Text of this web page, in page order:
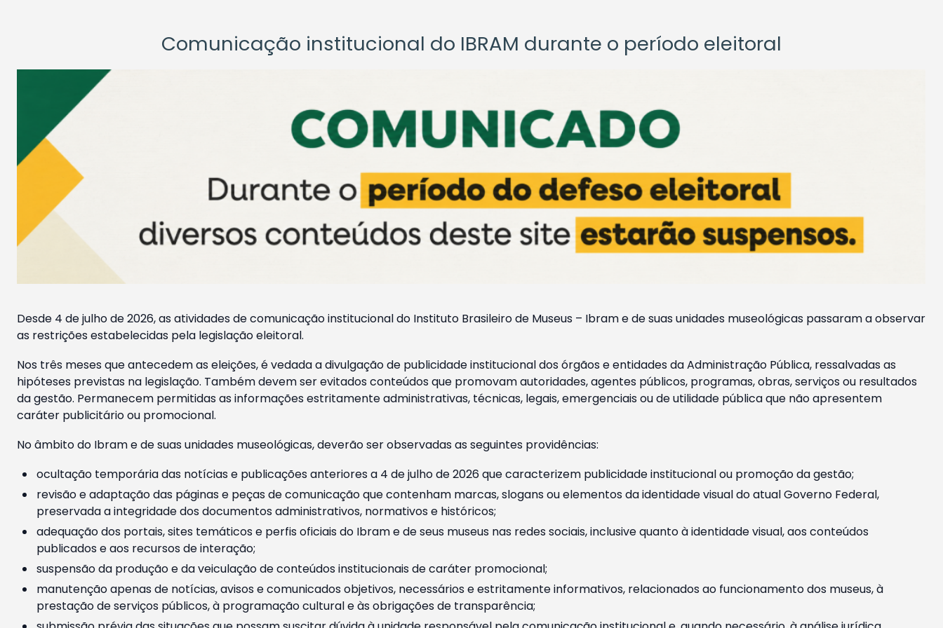
Comunicação institucional do IBRAM durante o período eleitoral
Desde 4 de julho de 2026, as atividades de comunicação institucional do Instituto Brasileiro de Museus – Ibram e de suas unidades museológicas passaram a observar
as restrições estabelecidas pela legislação eleitoral.
Nos três meses que antecedem as eleições, é vedada a divulgação de publicidade institucional dos órgãos e entidades da Administração Pública, ressalvadas as
hipóteses previstas na legislação. Também devem ser evitados conteúdos que promovam autoridades, agentes públicos, programas, obras, serviços ou resultados
da gestão. Permanecem permitidas as informações estritamente administrativas, técnicas, legais, emergenciais ou de utilidade pública que não apresentem
caráter publicitário ou promocional.
No âmbito do Ibram e de suas unidades museológicas, deverão ser observadas as seguintes providências:
ocultação temporária das notícias e publicações anteriores a 4 de julho de 2026 que caracterizem publicidade institucional ou promoção da gestão;
revisão e adaptação das páginas e peças de comunicação que contenham marcas, slogans ou elementos da identidade visual do atual Governo Federal,
preservada a integridade dos documentos administrativos, normativos e históricos;
adequação dos portais, sites temáticos e perfis oficiais do Ibram e de seus museus nas redes sociais, inclusive quanto à identidade visual, aos conteúdos
publicados e aos recursos de interação;
suspensão da produção e da veiculação de conteúdos institucionais de caráter promocional;
manutenção apenas de notícias, avisos e comunicados objetivos, necessários e estritamente informativos, relacionados ao funcionamento dos museus, à
prestação de serviços públicos, à programação cultural e às obrigações de transparência;